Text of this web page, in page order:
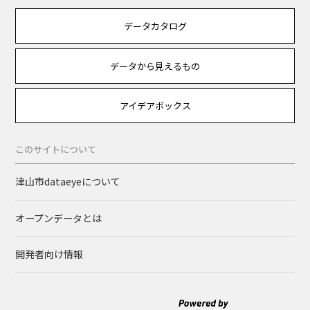
データカタログ
データから見えるもの
アイデアボックス
このサイトについて
津山市dataeyeについて
オープンデータとは
開発者向け情報